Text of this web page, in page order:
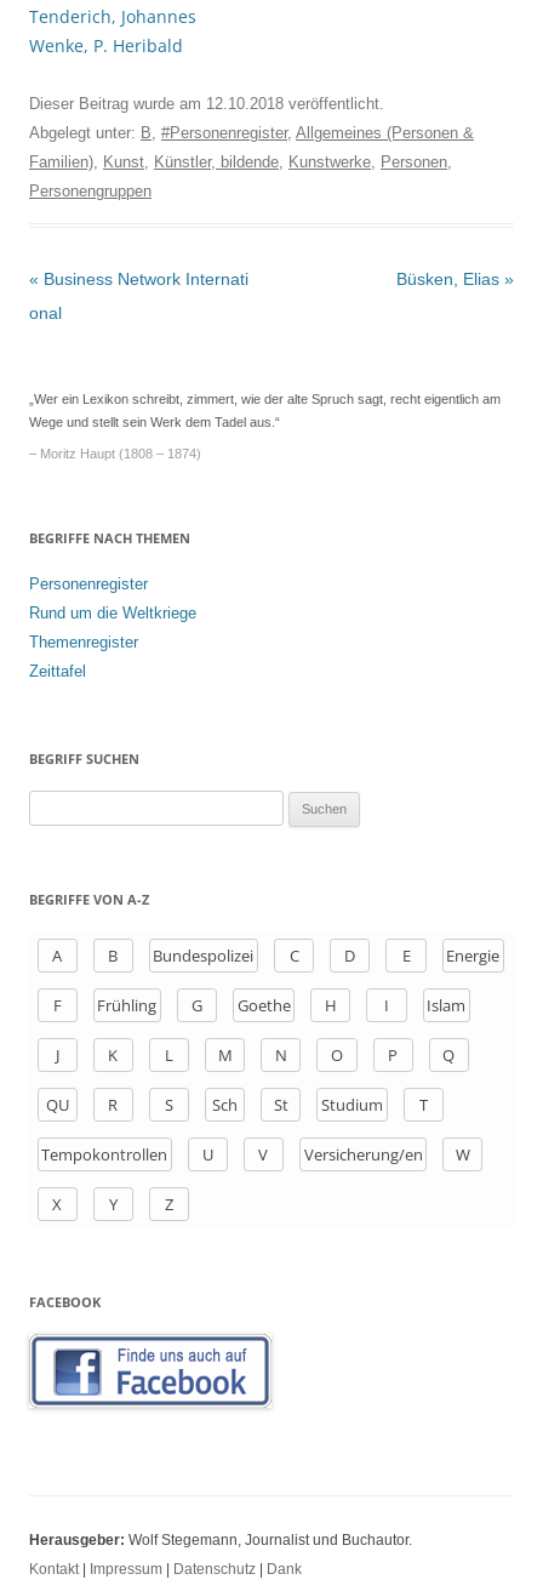
Tenderich, Johannes
Wenke, P. Heribald
Dieser Beitrag wurde am 12.10.2018 veröffentlicht.
Abgelegt unter: B #Personenregister, Allgemeines (Personen &
Familien)
Kunst Künstler, bildende Kunstwerke Personen
Personengruppen
Beitrags-
Navigation
« Business Network Internati
onal
Büsken, Elias »
„Wer ein Lexikon schreibt, zimmert, wie der alte Spruch sagt, recht eigentlich am
Wege und stellt sein Werk dem Tadel aus.“
– Moritz Haupt (1808 – 1874)
BEGRIFFE NACH THEMEN
Personenregister
Rund um die Weltkriege
Themenregister
Zeittafel
BEGRIFF SUCHEN
h
BEGRIFFE VON A-Z
A B Bundespolizei C D E Energie
F Frühling G Goethe H I Islam
J K L M N O P Q
QU R S Sch St Studium T
Tempokontrollen U V Versicherung/en W
X Y Z
FACEBOOK
Herausgeber: Wolf Stegemann, Journalist und Buchautor.
Kontakt| Impressum | Datenschutz | Dank